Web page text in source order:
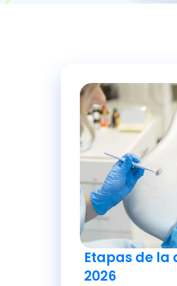
Etapas de
2026